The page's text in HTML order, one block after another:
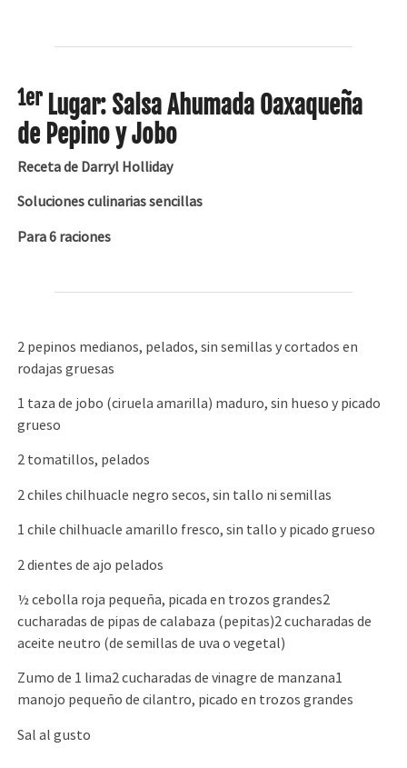
1erLugar: Salsa Ahumada Oaxaqueña
de Pepino y Jobo
Receta de Darryl Holliday
Soluciones culinarias sencillas
Para 6 raciones
2 pepinos medianos, pelados, sin semillas y cortados en
rodajas gruesas
1 taza de jobo (ciruela amarilla) maduro, sin hueso y picado
grueso
2 tomatillos, pelados
2 chiles chilhuacle negro secos, sin tallo ni semillas
1 chile chilhuacle amarillo fresco, sin tallo y picado grueso
2 dientes de ajo pelados
½ cebolla roja pequeña, picada en trozos grandes2
cucharadas de pipas de calabaza (pepitas)2 cucharadas de
aceite neutro (de semillas de uva o vegetal)
Zumo de 1 lima2 cucharadas de vinagre de manzana1
manojo pequeño de cilantro, picado en trozos grandes
Sal al gusto